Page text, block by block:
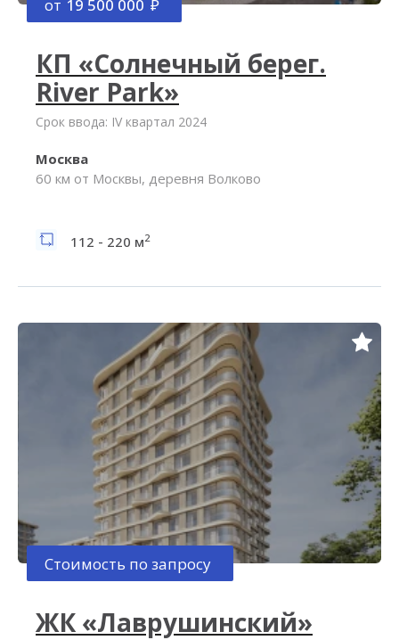
от 19 500 000
КП «Солнечный берег.
River Park»
Срок ввода: IV квартал 2024
Москва
60 км от Москвы, деревня Волково
112 - 220 м2
Стоимость по запросу
ЖК «Лаврушинский»